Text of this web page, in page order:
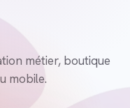
métier, boutique
mobile.